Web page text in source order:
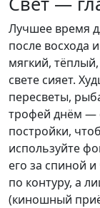
Лучшее время
после восхода
мягкий,
свете сияет.
пересветы,
трофей днём —
постройки,
используйте
его за спиной
по контуру, а
(киношный